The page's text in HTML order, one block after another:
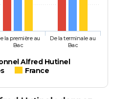
Alfred Hutinel
France
la première au
Bac
De la terminale au
Bac